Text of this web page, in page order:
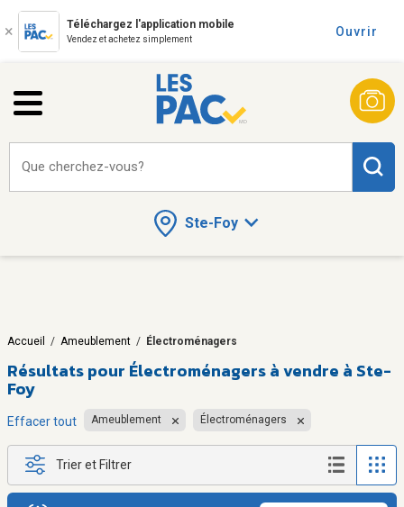
Téléchargez l'application mobile
Vendez et achetez simplement
Ouvrir
Ste-Foy
Que cherchez-vous?
Accueil / Ameublement / Électroménagers
Résultats pour Électroménagers à vendre à Ste-
Foy
Effacer tout Ameublement Électroménagers
Trier et Filtrer